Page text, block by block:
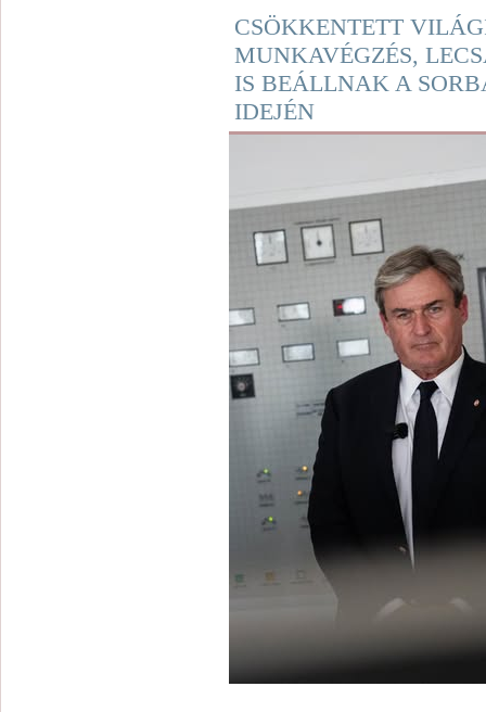
CSÖKKENTETT
MUNKAVÉGZÉS,
IS BEÁLLNAK A
IDEJÉN